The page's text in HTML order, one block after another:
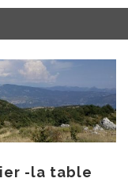
-la table